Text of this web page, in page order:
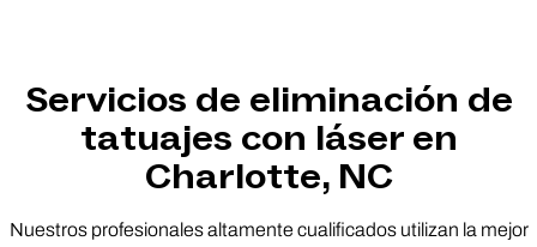
Servicios de eliminación de
tatuajes con láser en
Charlotte, NC
Nuestros profesionales altamente cualificados utilizan la mejor